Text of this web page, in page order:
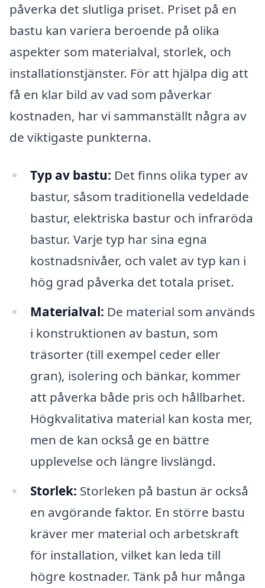
påverka det slutliga priset. Priset på en
bastu kan variera beroende på olika
aspekter som materialval, storlek, och
installationstjänster. För att hjälpa dig att
få en klar bild av vad som påverkar
kostnaden, har vi sammanställt några av
de viktigaste punkterna.
Typ av bastu: Det finns olika typer av
bastur, såsom traditionella vedeldade
bastur, elektriska bastur och infraröda
bastur. Varje typ har sina egna
kostnadsnivåer, och valet av typ kan i
hög grad påverka det totala priset.
Materialval: De material som används
i konstruktionen av bastun, som
träsorter (till exempel ceder eller
gran), isolering och bänkar, kommer
att påverka både pris och hållbarhet.
Högkvalitativa material kan kosta mer,
men de kan också ge en bättre
upplevelse och längre livslängd.
Storlek: Storleken på bastun är också
en avgörande faktor. En större bastu
kräver mer material och arbetskraft
för installation, vilket kan leda till
högre kostnader. Tänk på hur många